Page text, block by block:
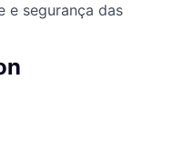
e segurança das